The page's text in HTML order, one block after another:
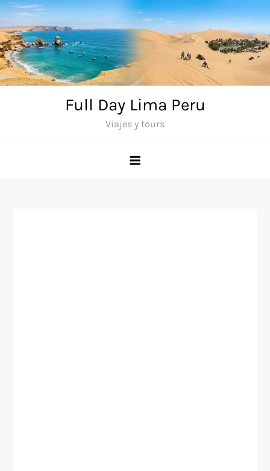
Saltar
al
contenido
Full Day Lima Peru
Viajes y tours